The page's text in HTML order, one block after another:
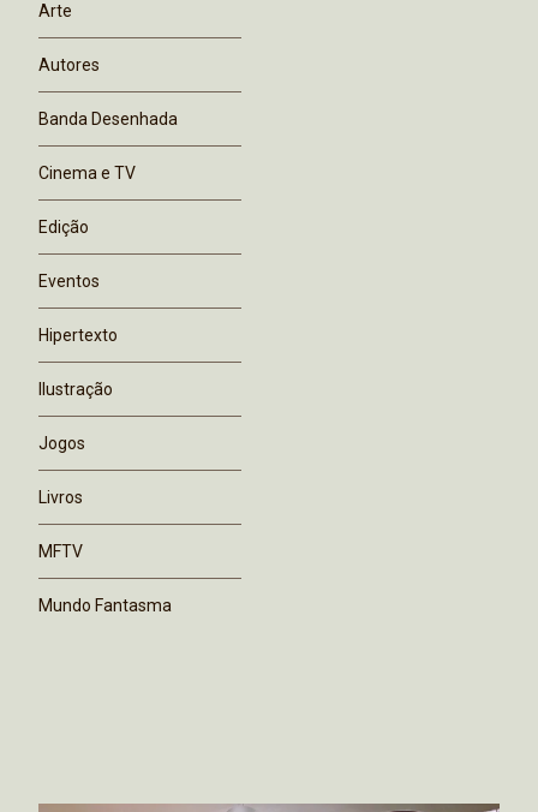
Arte
Autores
Banda Desenhada
Cinema e TV
Edição
Eventos
Hipertexto
Ilustração
Jogos
Livros
MFTV
Mundo Fantasma